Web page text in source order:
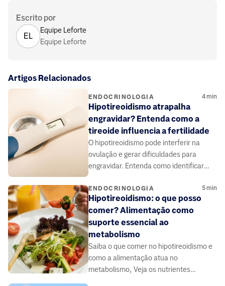
Escrito por
EL
Equipe Leforte
Equipe Leforte
Artigos Relacionados
ENDOCRINOLOGIA 4min
Hipotireoidismo atrapalha
engravidar? Entenda como a
tireoide influencia a fertilidade
O hipotireoidismo pode interferir na
ovulação e gerar dificuldades para
engravidar. Entenda como identificar
impacto na fertilidade.
ENDOCRINOLOGIA 5min
Hipotireoidismo: o que posso
comer? Alimentação como
suporte essencial ao
metabolismo
Saiba o que comer no hipotireoidismo e
como a alimentação atua no
metabolismo, Veja os nutrientes